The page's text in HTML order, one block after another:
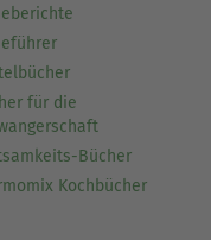
für die
Bücher
Kochbücher